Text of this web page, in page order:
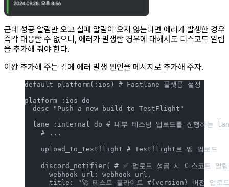
근데 성공 알림만 오고 실패 알림이 오지 않는다면 에러가 발생한 경우
즉각 대응할 수 없으니, 에러가 발생할 경우에 대해서도 디스코드 알림
을 추가해 줘야 한다.
이왕 추가해 주는 김에 에러 발생 원인을 메시지로 추가해 주자.
default_platform(:ios) # Fastlane 플랫폼 설정
platform :ios do
  desc "Push a new build to TestFlight"
lane :internal do # 내부 테스팅 업로드를 진행하는
    # ...
    upload_to_testflight # Testflight로 앱 업로드
discord_notifier( # ✅ 업로드 성공 시 디스코드 알림
      webhook_url: webhook_url,
title: "🚀 테스트 플라이트 #{version} 버전 업로